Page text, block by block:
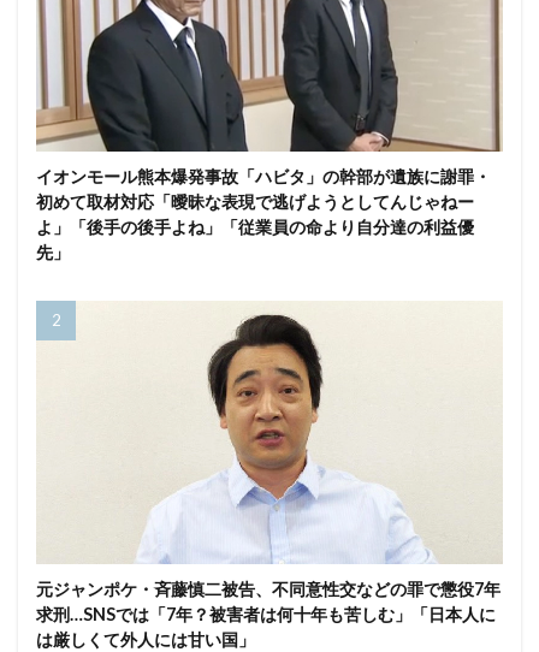
イオンモール熊本爆発事故「ハビタ」の幹部が遺族に謝罪・
初めて取材対応「曖昧な表現で逃げようとしてんじゃねー
よ」「後手の後手よね」「従業員の命より自分達の利益優
先」
元ジャンポケ・斉藤慎二被告、不同意性交などの罪で懲役7年
求刑…SNSでは「7年？被害者は何十年も苦しむ」「日本人に
は厳しくて外人には甘い国」